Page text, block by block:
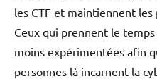
les CTF et maintiennent
Ceux qui prennent le
moins expérimentées afin
personnes là incarnent la